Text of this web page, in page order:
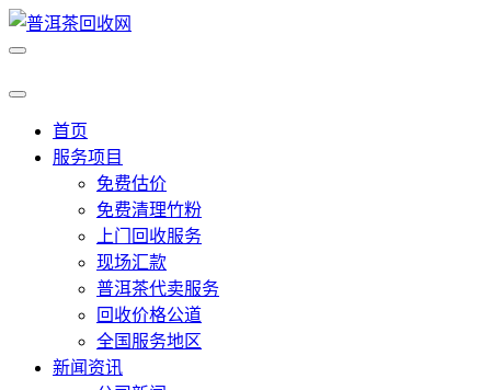
首页
服务项目
免费估价
免费清理竹粉
上门回收服务
现场汇款
普洱茶代卖服务
回收价格公道
全国服务地区
新闻资讯